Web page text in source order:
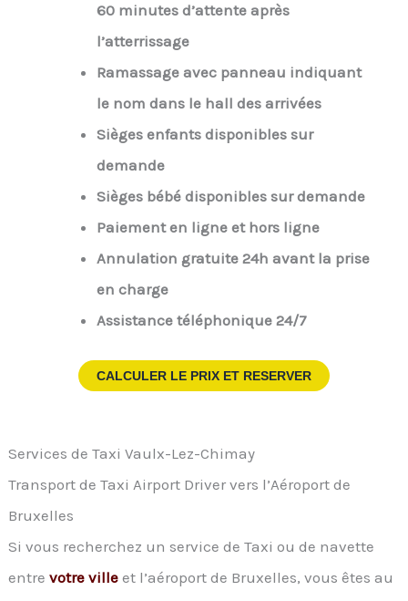
60 minutes d’attente après
l’atterrissage
Ramassage avec panneau indiquant
le nom dans le hall des arrivées
Sièges enfants disponibles sur
demande
Sièges bébé disponibles sur demande
Paiement en ligne et hors ligne
Annulation gratuite 24h avant la prise
en charge
Assistance téléphonique 24/7
CALCULER LE PRIX ET RESERVER
Services de Taxi Vaulx-Lez-Chimay
Transport de Taxi Airport Driver vers l’Aéroport de
Bruxelles
Si vous recherchez un service de Taxi ou de navette
entrevotre ville et l’aéroport de Bruxelles, vous êtes au